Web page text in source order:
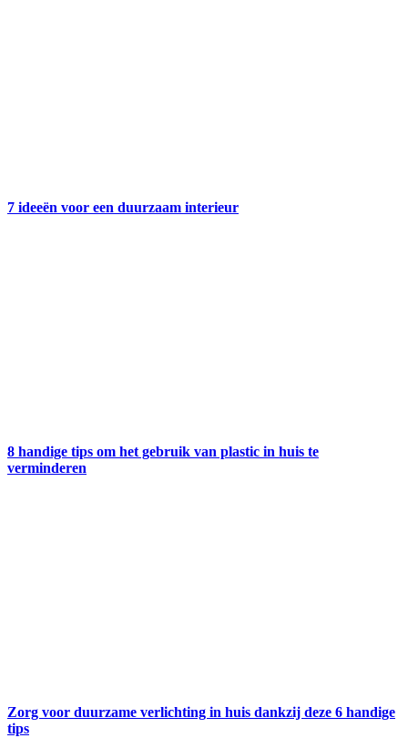
7 ideeën voor een duurzaam interieur
8 handige tips om het gebruik van plastic in huis te
verminderen
Zorg voor duurzame verlichting in huis dankzij deze 6 handige
tips